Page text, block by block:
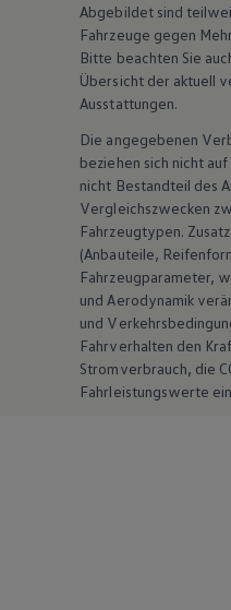
Abgebildet sind
Fahrzeuge gegen
Bitte beachten Sie
Übersicht der aktuell
Ausstattungen.
Die angegebenen
beziehen sich nicht
nicht Bestandteil des
Vergleichszwecken
Fahrzeugtypen.
(Anbauteile,
Fahrzeugparameter,
und Aerodynamik
und
Fahrverhalten den
Stromverbrauch, die
Fahrleistungswerte